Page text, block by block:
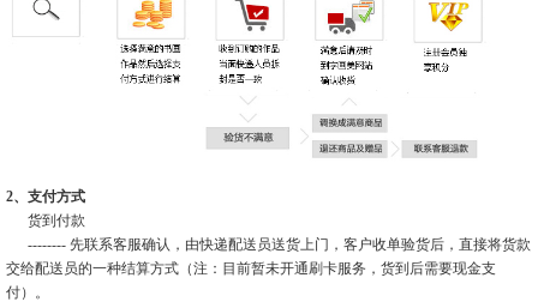
2、支付方式
货到付款
-------- 先联系客服确认，由快递配送员送货上门，客户收单验货后，直接将货款
交给配送员的一种结算方式（注：目前暂未开通刷卡服务，货到后需要现金支
付）。